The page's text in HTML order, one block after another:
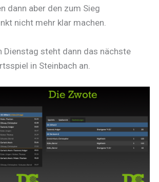
dann aber den zum Sieg
nicht mehr klar machen.
Dienstag steht dann das nächste
in Steinbach an.